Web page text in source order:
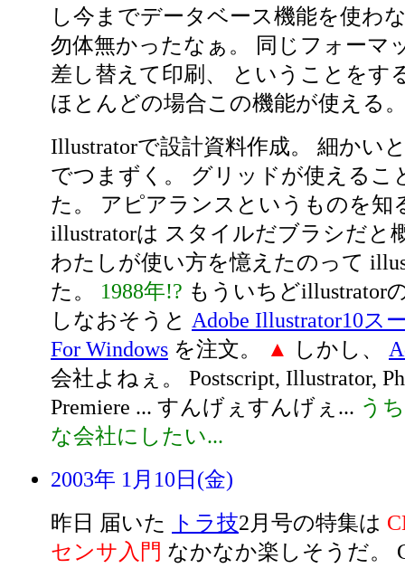
し今までデータベース機能を使わ
勿体無かったなぁ。 同じフォーマ
差し替えて印刷、 ということをす
ほとんどの場合この機能が使える
Illustratorで設計資料作成。 細かい
でつまずく。 グリッドが使えるこ
た。 アピアランスというものを知
illustratorは スタイルだブラシだと
わたしが使い方を憶えたのって
た。 1988年!? もういちどillustrator
しなおそうと Adobe Illustrator10ス
For Windows を注文。 ▲ しかし、
会社よねぇ。 Postscript, Illustrator,
Premiere ... すんげぇすんげぇ... う
な会社にしたい...
2003年 1月10日(金)
昨日 届いた
トラ技2月号の特集は
センサ入門 なかなか楽しそうだ。